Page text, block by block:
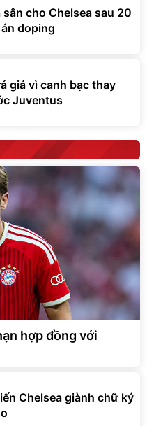
cho Chelsea sau 20
doping
giá vì canh bạc thay
Juventus
hợp đồng với
Chelsea giành chữ ký